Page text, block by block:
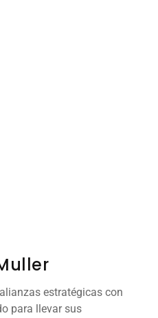
estratégicas con
para llevar sus